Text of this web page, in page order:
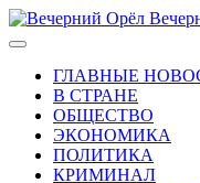
ГЛАВНЫЕ
В СТРАНЕ
ОБЩЕСТВО
ЭКОНОМИКА
ПОЛИТИКА
КРИМИНАЛ